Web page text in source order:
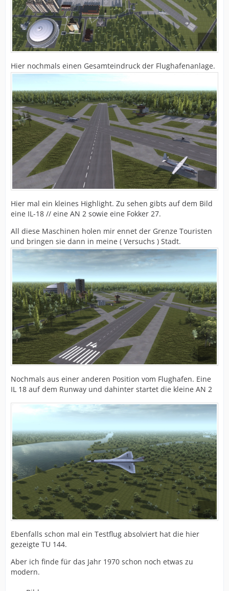
Hier nochmals einen Gesamteindruck der Flughafenanlage.
Hier mal ein kleines Highlight. Zu sehen gibts auf dem Bild
eine IL-18 // eine AN 2 sowie eine Fokker 27.
All diese Maschinen holen mir ennet der Grenze Touristen
und bringen sie dann in meine ( Versuchs ) Stadt.
Nochmals aus einer anderen Position vom Flughafen. Eine
IL 18 auf dem Runway und dahinter startet die kleine AN 2
Ebenfalls schon mal ein Testflug absolviert hat die hier
gezeigte TU 144.
Aber ich finde für das Jahr 1970 schon noch etwas zu
modern.